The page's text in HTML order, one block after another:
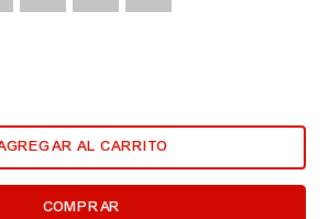
AL CARRITO
COMPRAR